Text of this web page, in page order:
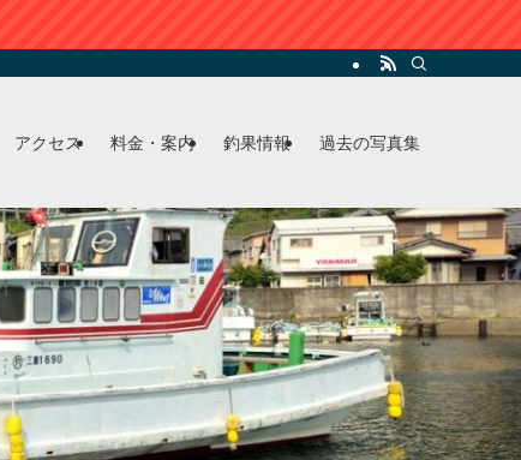
アクセス 料金・案内 釣果情報 過去の写真集